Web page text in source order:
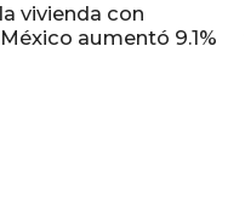
vivienda con
aumentó 9.1%